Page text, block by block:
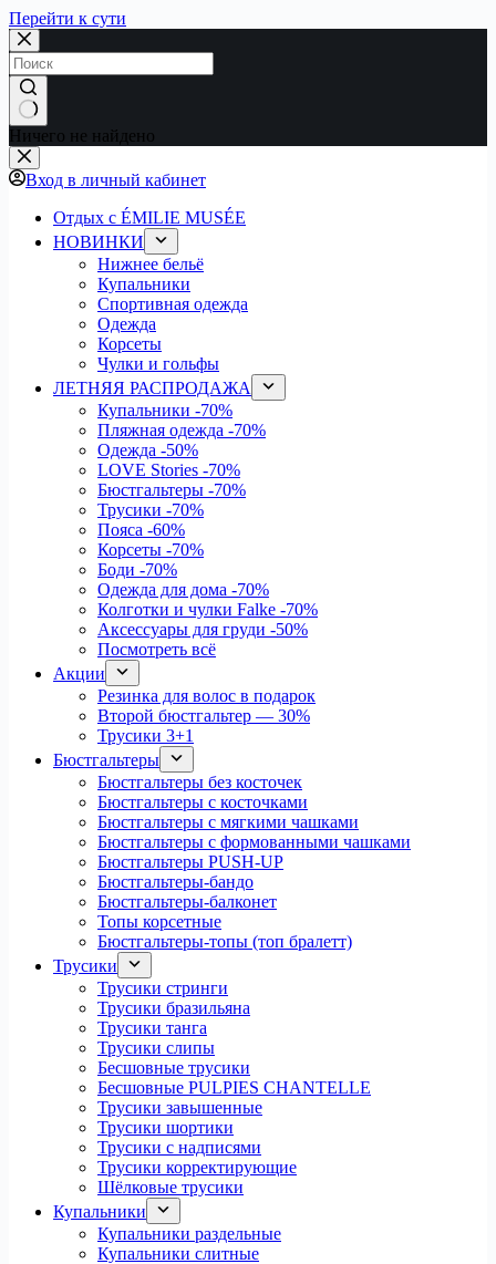
Перейти к сути
Ничего не найдено
Вход в личный кабинет
Отдых с ÉMILIE MUSÉE
НОВИНКИ
Нижнее бельё
Купальники
Спортивная одежда
Одежда
Корсеты
Чулки и гольфы
ЛЕТНЯЯ РАСПРОДАЖА
Купальники -70%
Пляжная одежда -70%
Одежда -50%
LOVE Stories -70%
Бюстгальтеры -70%
Трусики -70%
Пояса -60%
Корсеты -70%
Боди -70%
Одежда для дома -70%
Колготки и чулки Falke -70%
Аксессуары для груди -50%
Посмотреть всё
Акции
Резинка для волос в подарок
Второй бюстгальтер — 30%
Трусики 3+1
Бюстгальтеры
Бюстгальтеры без косточек
Бюстгальтеры с косточками
Бюстгальтеры с мягкими чашками
Бюстгальтеры с формованными чашками
Бюстгальтеры PUSH-UP
Бюстгальтеры-бандо
Бюстгальтеры-балконет
Топы корсетные
Бюстгальтеры-топы (топ бралетт)
Трусики
Трусики стринги
Трусики бразильяна
Трусики танга
Трусики слипы
Бесшовные трусики
Бесшовные PULPIES CHANTELLE
Трусики завышенные
Трусики шортики
Трусики с надписями
Трусики корректирующие
Шёлковые трусики
Купальники
Купальники раздельные
Купальники слитные